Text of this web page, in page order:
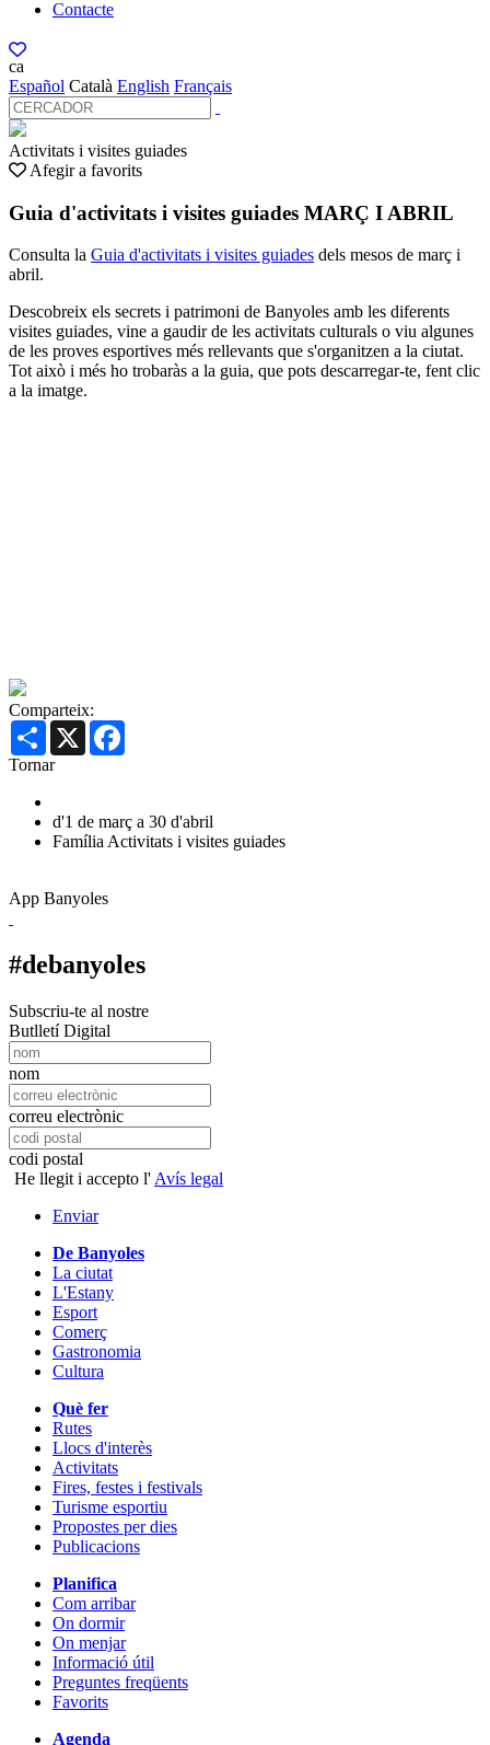
Contacte
ca
Español Català English Français
Activitats i visites guiades
Afegir a favorits
Guia d'activitats i visites guiades MARÇ I ABRIL
Consulta la Guia d'activitats i visites guiades dels mesos de març i
abril.
Descobreix els secrets i patrimoni de Banyoles amb les diferents
visites guiades, vine a gaudir de les activitats culturals o viu algunes
de les proves esportives més rellevants que s'organitzen a la ciutat.
Tot això i més ho trobaràs a la guia, que pots descarregar-te, fent clic
a la imatge.
Comparteix:
Share X
Tornar
d'1 de març a 30 d'abril
FamíliaActivitats i visites guiades
App Banyoles
#debanyoles
Subscriu-te al nostre
Butlletí Digital
nom
correu electrònic
codi postal
He llegit i accepto l' Avís legal
Enviar
De Banyoles
La ciutat
L'Estany
Esport
Comerç
Gastronomia
Cultura
Què fer
Rutes
Llocs d'interès
Activitats
Fires, festes i festivals
Turisme esportiu
Propostes per dies
Publicacions
Planifica
Com arribar
On dormir
On menjar
Informació útil
Preguntes freqüents
Favorits
Agenda